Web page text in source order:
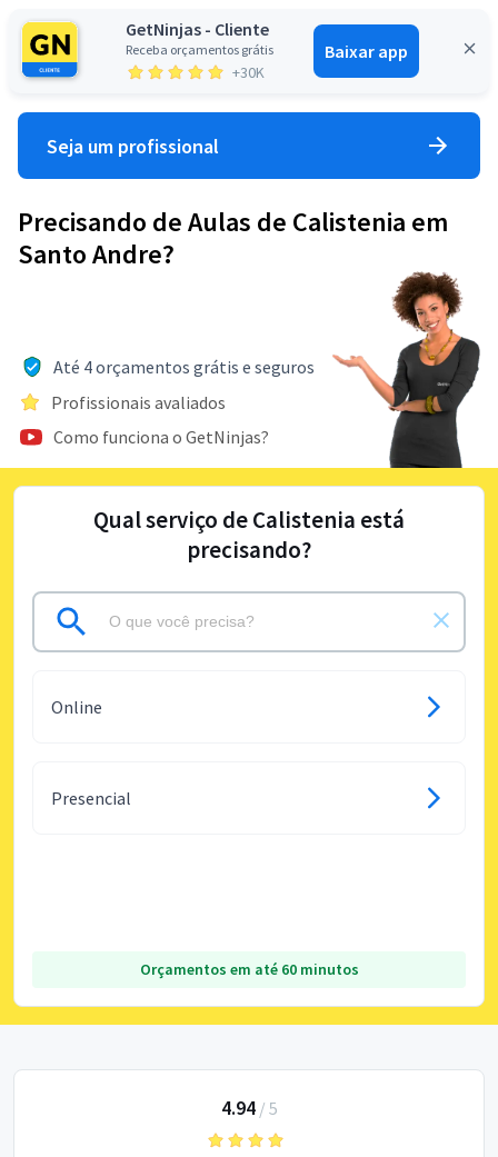
GetNinjas - Cliente
Receba orçamentos grátis
+30K
Baixar app
Entrar
Seja um profissional
Precisando de Aulas de Calistenia em
Santo Andre?
Até 4 orçamentos grátis e seguros
Profissionais avaliados
Como funciona o GetNinjas?
Qual serviço de Calistenia está
precisando?
Online
Presencial
Orçamentos em até 60 minutos
4.94/ 5